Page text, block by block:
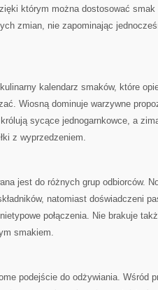
którym można dostosować smak
zmian, nie zapominając
kalendarz smaków, które
Wiosną dominuje warzywne
sycące jednogarnkowce, a
z wyprzedzeniem.
jest do różnych grup odbiorców.
natomiast doświadczeni
połączenia. Nie brakuje
smakiem.
podejście do odżywiania. Wśród